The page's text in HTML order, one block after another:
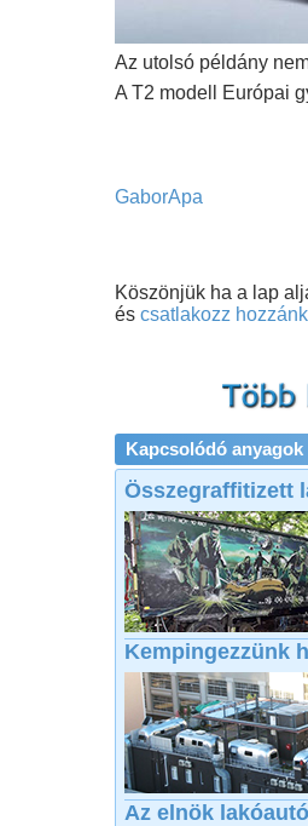
Az utolsó példány
A T2 modell Európai
GaborApa
Köszönjük ha a lap
és csatlakozz
Kapcsolódó anyagok
Összegraffitizett
Kempingezzünk
Az elnök